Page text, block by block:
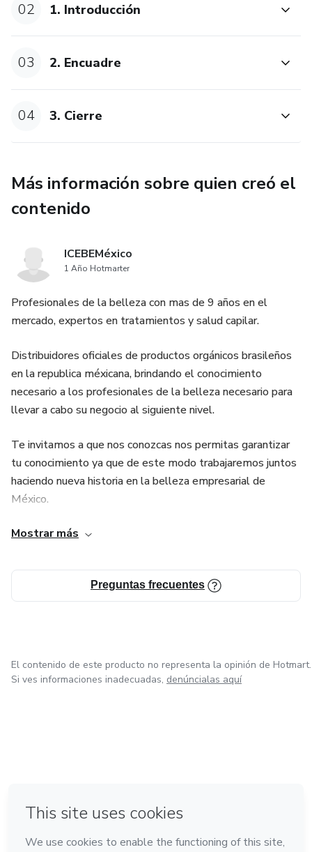
02 1. Introducción
03 2. Encuadre
04 3. Cierre
Más información sobre quien creó el
contenido
ICEBEMéxico
1 Año Hotmarter
Profesionales de la belleza con mas de 9 años en el
mercado, expertos en tratamientos y salud capilar.
Distribuidores oficiales de productos orgánicos brasileños
en la republica méxicana, brindando el conocimiento
necesario a los profesionales de la belleza necesario para
llevar a cabo su negocio al siguiente nivel.
Te invitamos a que nos conozcas nos permitas garantizar
tu conocimiento ya que de este modo trabajaremos juntos
haciendo nueva historia en la belleza empresarial de
México.
Mentoristica SAPI de CV
viendo por el futuro de la belleza en México
Mostrar más
Preguntas frecuentes
El contenido de este producto no representa la opinión de Hotmart.
Si ves informaciones inadecuadas, denúncialas aquí
Hecho con❤ en Belo Horizonte